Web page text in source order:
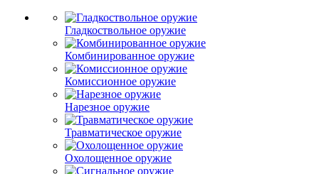
Гладкоствольное оружие
Комбинированное оружие
Комиссионное оружие
Нарезное оружие
Травматическое оружие
Охолощенное оружие